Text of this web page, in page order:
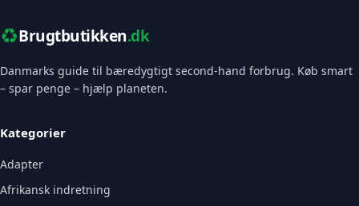
♻️Brugtbutikken.dk
Danmarks guide til bæredygtigt second-hand forbrug. Køb smart
– spar penge – hjælp planeten.
Kategorier
Adapter
Afrikansk indretning